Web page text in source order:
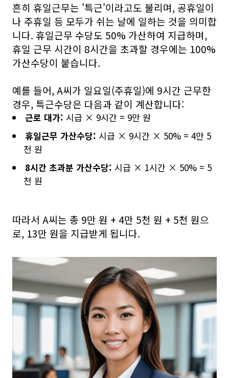
흔히 휴일근무는 '특근'이라고도 불리며, 공휴일이
나 주휴일 등 모두가 쉬는 날에 일하는 것을 의미합
니다. 휴일근무 수당도 50% 가산하여 지급하며,
휴일 근무 시간이 8시간을 초과할 경우에는 100%
가산수당이 붙습니다.
예를 들어, A씨가 일요일(주휴일)에 9시간 근무한
경우, 특근수당은 다음과 같이 계산합니다:
근로 대가: 시급 × 9시간 = 9만 원
휴일근무 가산수당: 시급 × 9시간 × 50% = 4만 5
천 원
8시간 초과분 가산수당: 시급 × 1시간 × 50% = 5
천 원
따라서 A씨는 총 9만 원 + 4만 5천 원 + 5천 원으
로, 13만 원을 지급받게 됩니다.